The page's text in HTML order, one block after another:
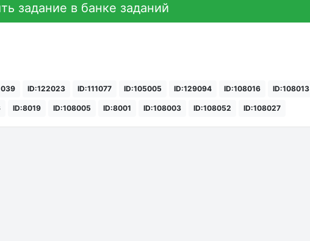
задание в банке заданий
ID:122023 ID:111077 ID:105005 ID:129094 ID:108016 ID:108013
ID:8019 ID:108005 ID:8001 ID:108003 ID:108052 ID:108027